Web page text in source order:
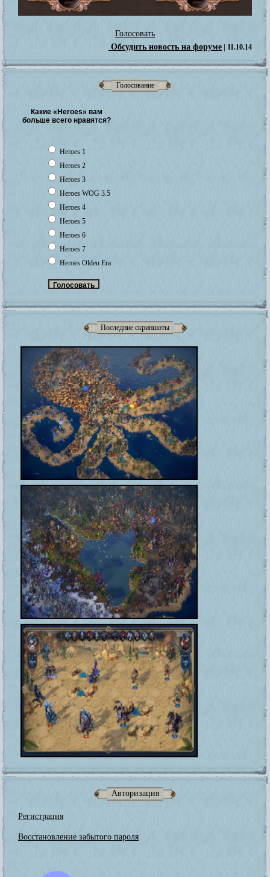
Голосование
Какие «Heroes» вам
больше всего нравятся?
Heroes 1
Heroes 2
Heroes 3
Heroes WOG 3.5
Heroes 4
Heroes 5
Heroes 6
Heroes 7
Heroes Olden Era
Последние скриншоты
Авторизация
Регистрация
Восстановление забытого пароля
Голосовать
Обсудить новость на форуме | 11.10.14